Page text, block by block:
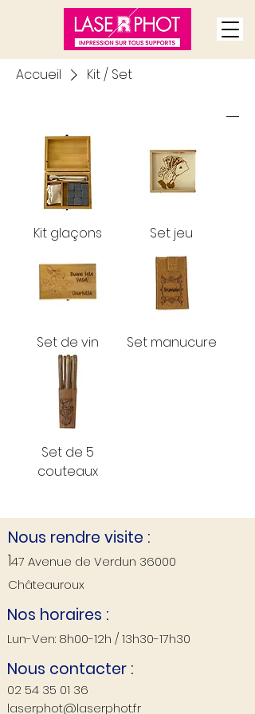
Accueil
Kit / Set
Kit glaçons Set jeu
Set de vin Set manucure
Set de 5
couteaux
Nous rendre visite :
147 Avenue de Verdun 36000
Châteauroux
Nos horaires :
Lun-Ven: 8h00-12h / 13h30-17h30
Nous contacter :
02 54 35 01 36
laserphot@laserphot.fr